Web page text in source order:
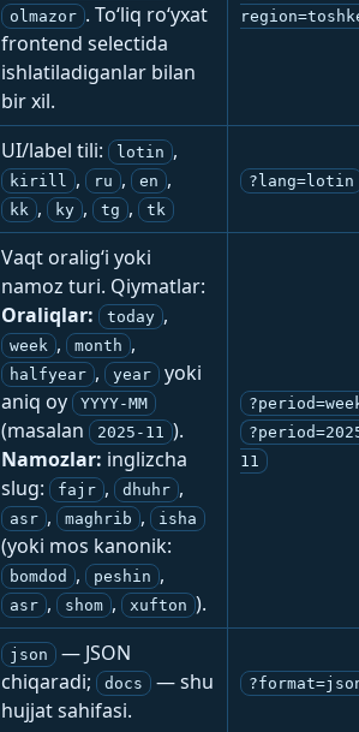
olmazor . To‘liq ro‘yxat
frontend selectida
ishlatiladiganlar bilan
bir xil.
UI/label tili: lotin ,
kirill , ru , en ,
kk , ky , tg , tk
?lang=lotin
Vaqt oralig‘i yoki
namoz turi. Qiymatlar:
Oraliqlar:
today ,
week , month ,
halfyear , year
yoki
aniq oy
YYYY-MM
(masalan 2025-11 ).
Namozlar: inglizcha
slug:
fajr , dhuhr ,
asr , maghrib , isha
(yoki mos kanonik:
bomdod , peshin ,
asr , shom , xufton ).
11
json
— JSON
chiqaradi;
docs
— shu
hujjat sahifasi.